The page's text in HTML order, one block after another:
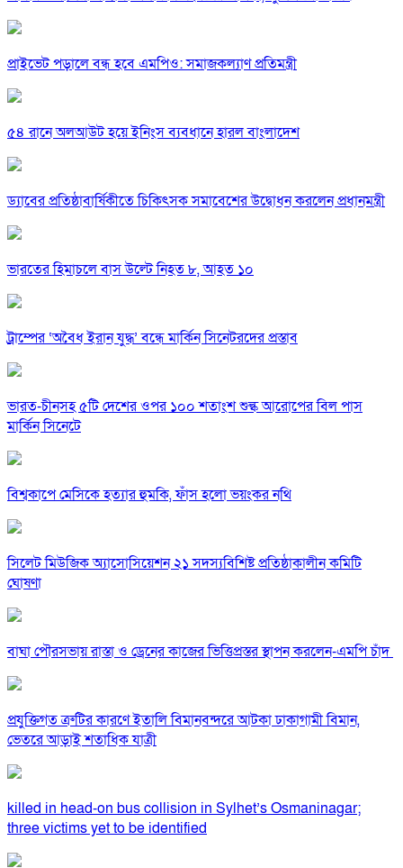
প্রাইভেট পড়ালে বন্ধ হবে এমপিও: সমাজকল্যাণ প্রতিমন্ত্রী
৫৪ রানে অলআউট হয়ে ইনিংস ব্যবধানে হারল বাংলাদেশ
ড্যাবের প্রতিষ্ঠাবার্ষিকীতে চিকিৎসক সমাবেশের উদ্বোধন করলেন প্রধানমন্ত্রী
ভারতের হিমাচলে বাস উল্টে নিহত ৮, আহত ১০
ট্রাম্পের ‘অবৈধ ইরান যুদ্ধ’ বন্ধে মার্কিন সিনেটরদের প্রস্তাব
ভারত-চীনসহ ৫টি দেশের ওপর ১০০ শতাংশ শুল্ক আরোপের বিল পাস
মার্কিন সিনেটে
বিশ্বকাপে মেসিকে হত্যার হুমকি, ফাঁস হলো ভয়ংকর নথি
সিলেট মিউজিক অ্যাসোসিয়েশন ২১ সদস্যবিশিষ্ট প্রতিষ্ঠাকালীন কমিটি
ঘোষণা
বাঘা পৌরসভায় রাস্তা ও ড্রেনের কাজের ভিত্তিপ্রস্তর স্থাপন করলেন-এমপি চাঁদ
প্রযুক্তিগত ত্রুটির কারণে ইতালি বিমানবন্দরে আটকা ঢাকাগামী বিমান,
ভেতরে আড়াই শতাধিক যাত্রী
killed in head-on bus collision in Sylhet’s Osmaninagar;
three victims yet to be identified